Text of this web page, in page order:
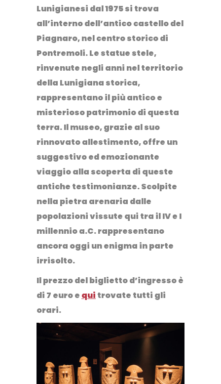
Lunigianesi dal 1975 si trova
all’interno dell’antico castello del
Piagnaro, nel centro storico di
Pontremoli. Le statue stele,
rinvenute negli anni nel territorio
della Lunigiana storica,
rappresentano il più antico e
misterioso patrimonio di questa
terra. Il museo, grazie al suo
rinnovato allestimento, offre un
suggestivo ed emozionante
viaggio alla scoperta di queste
antiche testimonianze. Scolpite
nella pietra arenaria dalle
popolazioni vissute qui tra il IV e I
millennio a.C. rappresentano
ancora oggi un enigma in parte
irrisolto.
Il prezzo del biglietto d’ingresso è
di 7 euro e qui trovate tutti gli
orari.